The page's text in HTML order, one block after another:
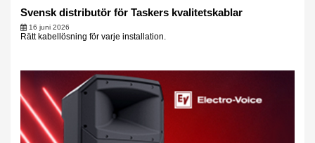
Svensk distributör för Taskers kvalitetskablar
16 juni 2026
Rätt kabellösning för varje installation.